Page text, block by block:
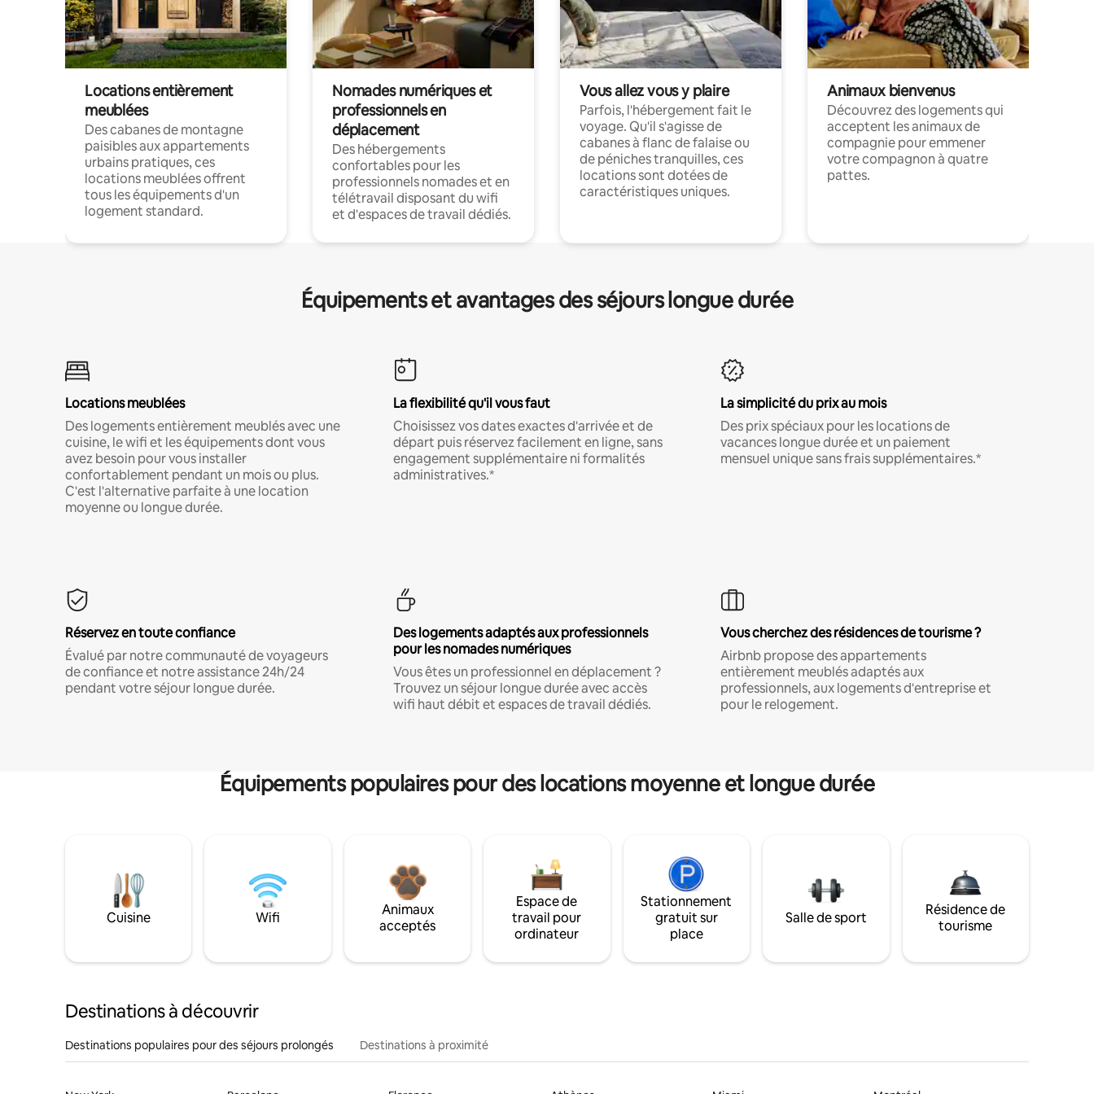
Locations entièrement
meublées
Des cabanes de montagne
paisibles aux appartements
urbains pratiques, ces
locations meublées offrent
tous les équipements d'un
logement standard.
Nomades numériques et
professionnels en
déplacement
Des hébergements
confortables pour les
professionnels nomades et en
télétravail disposant du wifi
et d'espaces de travail dédiés.
Vous allez vous y plaire
Parfois, l'hébergement fait le
voyage. Qu'il s'agisse de
cabanes à flanc de falaise ou
de péniches tranquilles, ces
locations sont dotées de
caractéristiques uniques.
Animaux bienvenus
Découvrez des logements qui
acceptent les animaux de
compagnie pour emmener
votre compagnon à quatre
pattes.
Équipements et avantages des séjours longue durée
Locations meublées
Des logements entièrement meublés avec une
cuisine, le wifi et les équipements dont vous
avez besoin pour vous installer
confortablement pendant un mois ou plus.
C'est l'alternative parfaite à une location
moyenne ou longue durée.
La flexibilité qu'il vous faut
Choisissez vos dates exactes d'arrivée et de
départ puis réservez facilement en ligne, sans
engagement supplémentaire ni formalités
administratives.*
La simplicité du prix au mois
Des prix spéciaux pour les locations de
vacances longue durée et un paiement
mensuel unique sans frais supplémentaires.*
Réservez en toute confiance
Évalué par notre communauté de voyageurs
de confiance et notre assistance 24h/24
pendant votre séjour longue durée.
Des logements adaptés aux professionnels
pour les nomades numériques
Vous êtes un professionnel en déplacement ?
Trouvez un séjour longue durée avec accès
wifi haut débit et espaces de travail dédiés.
Vous cherchez des résidences de tourisme ?
Airbnb propose des appartements
entièrement meublés adaptés aux
professionnels, aux logements d'entreprise et
pour le relogement.
Équipements populaires pour des locations moyenne et longue durée
Cuisine Wifi
Animaux
acceptés
Espace de
travail pour
ordinateur
Stationnement
gratuit sur
place
Salle de sport
Résidence de
tourisme
Destinations à découvrir
Destinations populaires pour des séjours prolongés Destinations à proximité